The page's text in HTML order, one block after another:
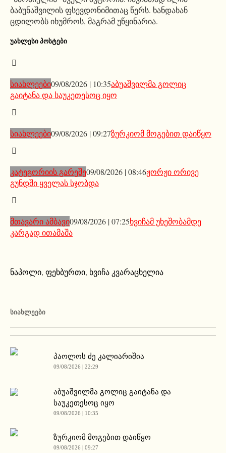
ბაბუნაშვილის ფსევდონიმითაც წერს. ხანდახან
ცდილობს იხუმროს, მაგრამ უწყინარია.
ᲣᲐᲮᲚᲔᲡᲘ ᲞᲝᲡᲢᲔᲑᲘ
სიახლეები09/08/2026 | 10:35აბუაშვილმა გოლიც
გაიტანა და საუკეთესოც იყო
სიახლეები09/08/2026 | 09:27ზურკიომ მოგებით დაიწყო
კატეგორიის გარეშე09/08/2026 | 08:46ჟორჟი ორივე
გუნდში ყველას სჯობდა
მთავარი ამბავი09/08/2026 | 07:25ხვიჩამ უხეშობამდე
კარგად ითამაშა
ნაპოლი, ფეხბურთი, ხვიჩა კვარაცხელია
ᲡᲘᲐᲮᲚᲔᲔᲑᲘ
პაოლოს ძე კალიარიშია
09/08/2026 | 22:29
აბუაშვილმა გოლიც გაიტანა და
საუკეთესოც იყო
09/08/2026 | 10:35
ზურკიომ მოგებით დაიწყო
09/08/2026 | 09:27